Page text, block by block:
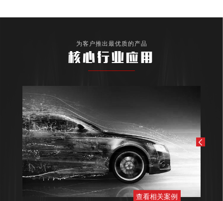
为客户推出最优质的产品
核心行业应用
查看相关案例